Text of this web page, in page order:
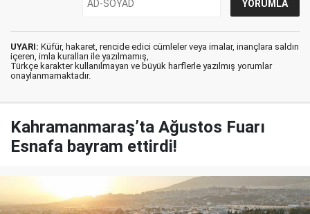
UYARI: Küfür, hakaret, rencide edici cümleler veya imalar, inançlara saldırı
içeren, imla kuralları ile yazılmamış,
Türkçe karakter kullanılmayan ve büyük harflerle yazılmış yorumlar
onaylanmamaktadır.
Kahramanmaraş’ta Ağustos Fuarı
Esnafa bayram ettirdi!